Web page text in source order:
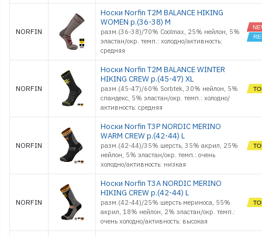
NORFIN
Носки Norfin T2M BALANCE HIKING
WOMEN р.(36-38) M
разм.(36-38)/70% Coolmax, 25% нейлон, 5%
эластан/окр. темп.: холодно/активность:
средняя
NORFIN
Носки Norfin T2M BALANCE WINTER
HIKING CREW р.(45-47) XL
разм.(45-47)/60% Sorbtek, 30% нейлон, 5%
спандекс, 5% эластан/окр. темп.: холодно/
активность: средняя
NORFIN
Носки Norfin T3P NORDIC MERINO
WARM CREW р.(42-44) L
разм.(42-44)/35% шерсть, 35% акрил, 25%
нейлон, 5% эластан/окр. темп.: очень
холодно/активность: низкая
NORFIN
Носки Norfin T3A NORDIC MERINO
HIKING CREW р.(42-44) L
разм.(42-44)/25% шерсть мериноса, 55%
акрил, 18% нейлон, 2% эластан/окр. темп.:
очень холодно/активность: высокая